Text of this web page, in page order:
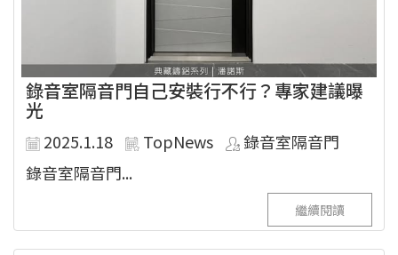
錄音室隔音門自己安裝行不行？專家建議曝
光
2025.1.18 TopNews
錄音室隔音門
錄音室隔音門...
繼續閱讀